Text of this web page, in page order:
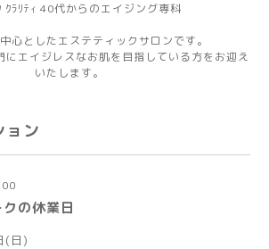
ｸﾗﾘﾃｨ 40代からのエイジング専科
心としたエステティックサロンです。
にエイジレスなお肌を目指している方をお迎え
いたします。
ョン
の休業日
(日)